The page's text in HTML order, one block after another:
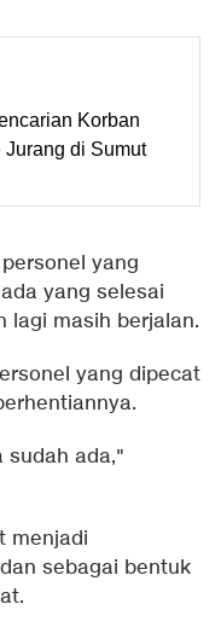
Korban
Jurang di Sumut
yang
yang selesai
lagi masih berjalan.
yang dipecat
sudah ada,"
menjadi
sebagai bentuk